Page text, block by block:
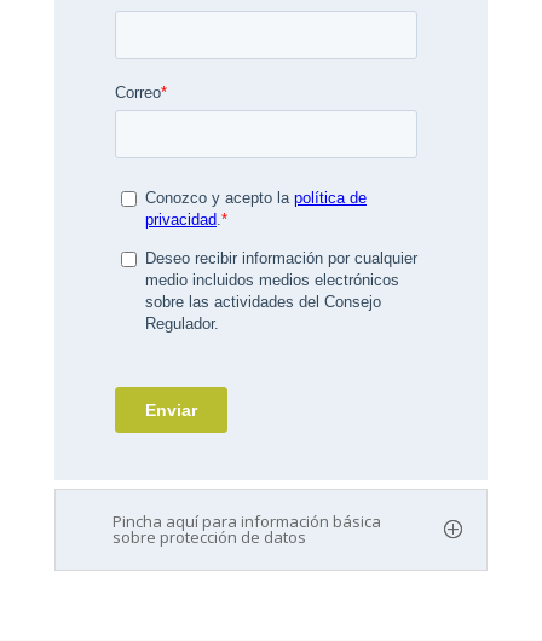
Pincha aquí para información básica
sobre protección de datos